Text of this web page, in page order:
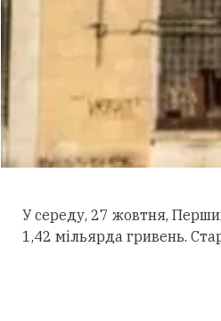
У середу, 27 жовтня,
1,42 мільярда гривень.